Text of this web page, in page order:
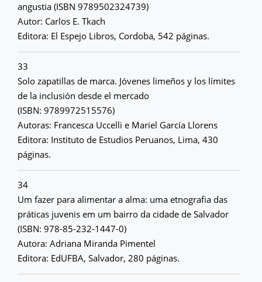
angustia (ISBN 9789502324739)
Autor: Carlos E. Tkach
Editora: El Espejo Libros, Cordoba, 542 páginas.
33
Solo zapatillas de marca. Jóvenes limeños y los límites
de la inclusión desde el mercado
(ISBN: 9789972515576)
Autoras: Francesca Uccelli e Mariel García Llorens
Editora: Instituto de Estudios Peruanos, Lima, 430
páginas.
34
Um fazer para alimentar a alma: uma etnografia das
práticas juvenis em um bairro da cidade de Salvador
(ISBN: 978-85-232-1447-0)
Autora: Adriana Miranda Pimentel
Editora: EdUFBA, Salvador, 280 páginas.